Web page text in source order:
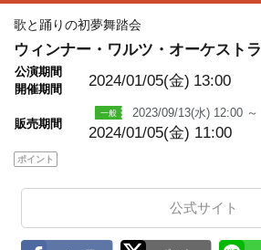
歌と踊りの初夢舞踏会
ウィンナー・ワルツ・オーケストラ
公演期間
開催期間
2024/01/05(金) 13:00
販売期間
2023/09/13(水) 12:00 ～
2024/01/05(金) 11:00
ポイント
公式サイト